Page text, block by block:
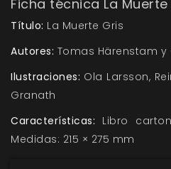
Ficha técnica La Muerte
Título: La Muerte Gris
Autores: Tomas Härenstam
Ilustraciones: Ola Larsson,
Granath
Características: Libro
Medidas: 215 × 275 mm